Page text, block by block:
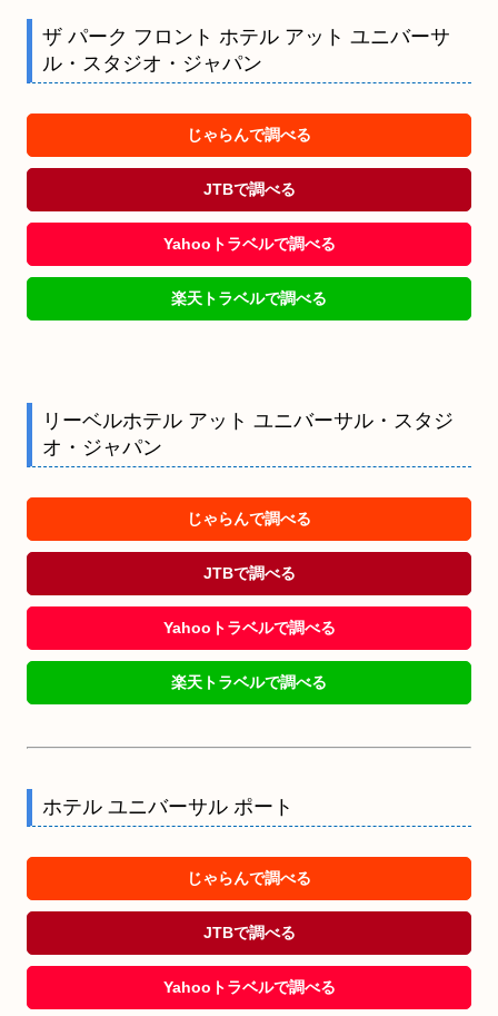
ザ パーク フロント ホテル アット ユニバーサ
ル・スタジオ・ジャパン
じゃらんで調べる
JTBで調べる
Yahooトラベルで調べる
楽天トラベルで調べる
リーベルホテル アット ユニバーサル・スタジ
オ・ジャパン
じゃらんで調べる
JTBで調べる
Yahooトラベルで調べる
楽天トラベルで調べる
ホテル ユニバーサル ポート
じゃらんで調べる
JTBで調べる
Yahooトラベルで調べる